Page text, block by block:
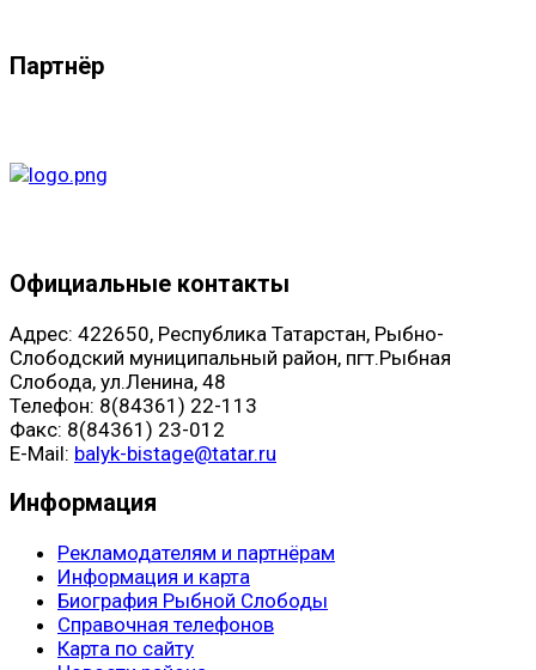
Партнёр
Официальные контакты
Адрес: 422650, Республика Татарстан, Рыбно-
Слободский муниципальный район, пгт.Рыбная
Слобода, ул.Ленина, 48
Телефон: 8(84361) 22-113
Факс: 8(84361) 23-012
E-Mail: balyk-bistage@tatar.ru
Информация
Рекламодателям и партнёрам
Информация и карта
Биография Рыбной Слободы
Справочная телефонов
Карта по сайту